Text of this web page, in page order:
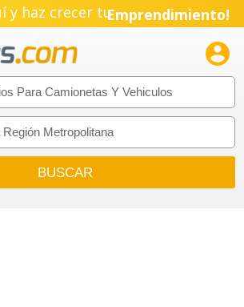
y haz crecer tuEmprendimiento!
